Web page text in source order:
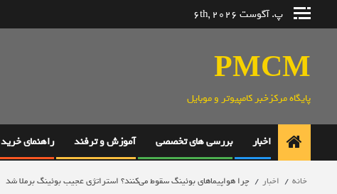
پ. آگوست 6th, 2026
PMCM
پایگاه مرکزخبر کامپیوتر و موبایل
اخبار بررسی های تخصصی آموزش و ترفند راهنمای خرید
خانه اخبار چرا هواپیماهای بوئینگ سقوط می‌کنند؟ استراتژی عجیب بوئینگ برملا شد